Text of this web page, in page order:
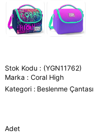
Stok Kodu
(YGN11762)
Marka : Coral High
Kategori : Beslenme Çantası
Adet